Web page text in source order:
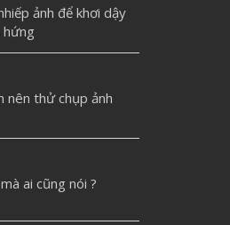
ảnh để khơi dậy
hứng
nên thử chụp ảnh
ai cũng nói ?